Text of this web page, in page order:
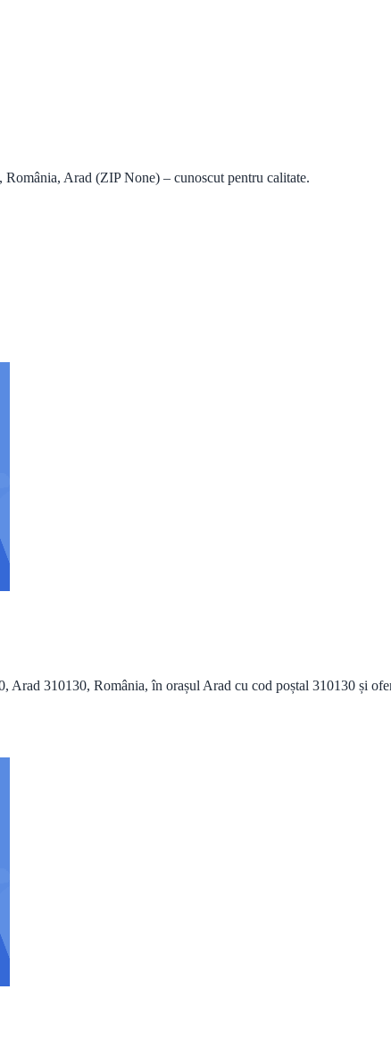
Arad (ZIP None) – cunoscut pentru calitate.
310130, România, în orașul Arad cu cod poștal 310130 și